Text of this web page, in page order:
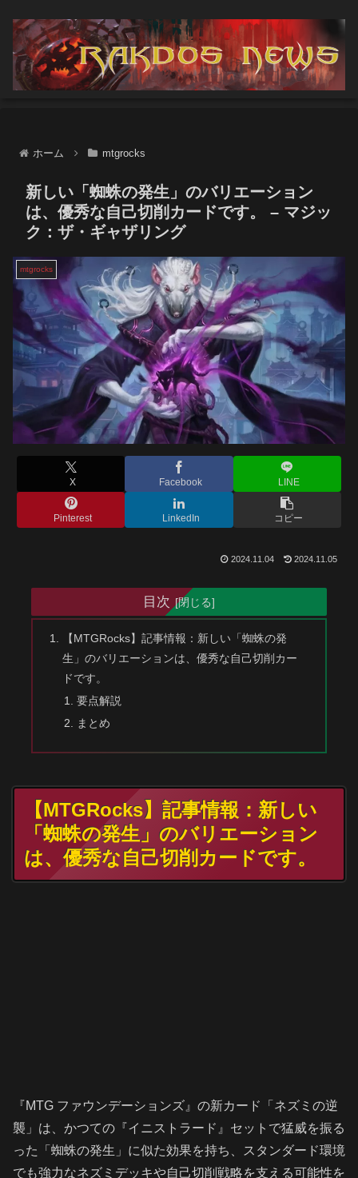
ホーム mtgrocks
新しい「蜘蛛の発生」のバリエーション
は、優秀な自己切削カードです。 – マジッ
ク：ザ・ギャザリング
mtgrocks
X Facebook LINE
Pinterest LinkedIn コピー
2024.11.04 2024.11.05
目次
【MTGRocks】記事情報：新しい「蜘蛛の発
生」のバリエーションは、優秀な自己切削カー
ドです。
要点解説
まとめ
【MTGRocks】記事情報：新しい
「蜘蛛の発生」のバリエーション
は、優秀な自己切削カードです。
『MTG ファウンデーションズ』の新カード「ネズミの逆
襲」は、かつての『イニストラード』セットで猛威を振る
った「蜘蛛の発生」に似た効果を持ち、スタンダード環境
でも強力なネズミデッキや自己切削戦略を支える可能性を